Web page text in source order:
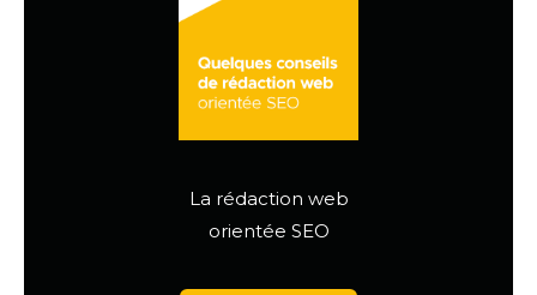
La rédaction web
orientée SEO